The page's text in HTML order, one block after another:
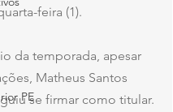
PE
feira (1).
da temporada, apesar
Matheus Santos
se firmar como titular.